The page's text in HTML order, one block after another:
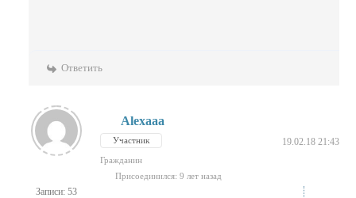
Ответить
Записи: 53
Alexaaa
Участник 19.02.18 21:43
Гражданин
Присоединился: 9 лет назад